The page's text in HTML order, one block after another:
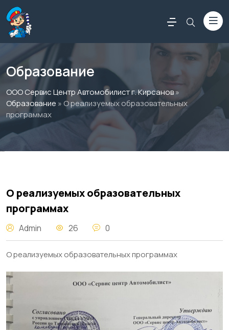
Образование
ООО Сервис Центр Автомобилист г. Кирсанов»
Образование » О реализуемых образовательных
программах
О реализуемых образовательных
программах
Admin 26 0
О реализуемых образовательных программах